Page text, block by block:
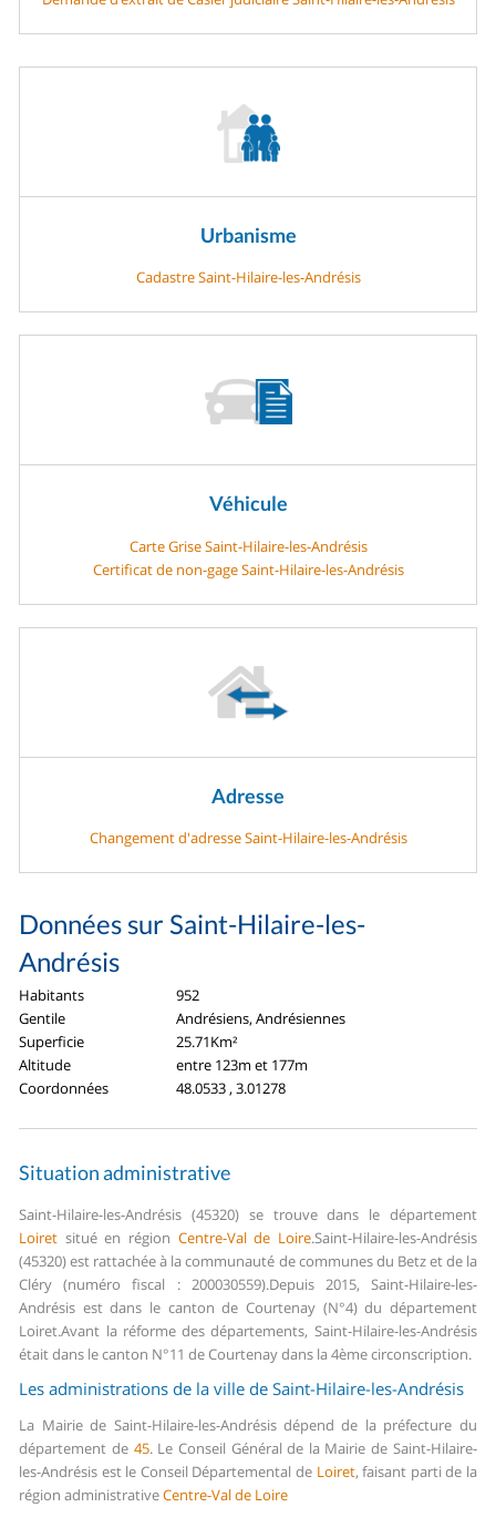
Urbanisme
Cadastre Saint-Hilaire-les-Andrésis
Véhicule
Carte Grise Saint-Hilaire-les-Andrésis
Certificat de non-gage Saint-Hilaire-les-Andrésis
Adresse
Changement d'adresse Saint-Hilaire-les-Andrésis
Données sur Saint-Hilaire-les-
Andrésis
Habitants
952
Gentile
Andrésiens, Andrésiennes
Superficie
25.71Km²
Altitude
entre 123m et 177m
Coordonnées
48.0533 , 3.01278
Situation administrative
Saint-Hilaire-les-Andrésis (45320) se trouve dans le département
Loiret situé en région Centre-Val de Loire.Saint-Hilaire-les-Andrésis
(45320) est rattachée à la communauté de communes du Betz et de la
Cléry (numéro fiscal : 200030559).Depuis 2015, Saint-Hilaire-les-
Andrésis est dans le canton de Courtenay (N°4) du département
Loiret.Avant la réforme des départements, Saint-Hilaire-les-Andrésis
était dans le canton N°11 de Courtenay dans la 4ème circonscription.
Les administrations de la ville de Saint-Hilaire-les-Andrésis
La Mairie de Saint-Hilaire-les-Andrésis dépend de la préfecture du
département de 45.Le Conseil Général de la Mairie de Saint-Hilaire-
les-Andrésis est le Conseil Départemental de Loiret, faisant parti de la
région administrativeCentre-Val de Loire